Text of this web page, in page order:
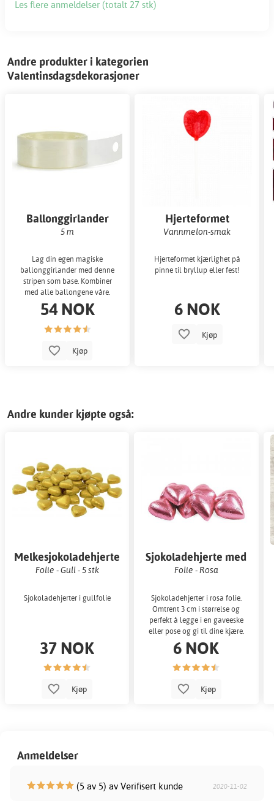
Les flere anmeldelser (totalt 27 stk)
Andre produkter i kategorien
Valentinsdagsdekorasjoner
Ballonggirlander
5 m
Lag din egen magiske
ballonggirlander med denne
stripen som base. Kombiner
med alle ballongene våre.
54 NOK
Kjøp
Hjerteformet
kjærlighet på pinne
Vannmelon-smak
Hjerteformet kjærlighet på
pinne til bryllup eller fest!
6 NOK
Kjøp
Andre kunder kjøpte også:
Melkesjokoladehjerte
Folie - Gull - 5 stk
Sjokoladehjerter i gullfolie
37 NOK
Kjøp
Sjokoladehjerte med
fyll
Folie - Rosa
Sjokoladehjerter i rosa folie.
Omtrent 3 cm i størrelse og
perfekt å legge i en gaveeske
eller pose og gi til dine kjære.
6 NOK
Kjøp
Anmeldelser
(5 av 5) av Verifisert kunde 2020-11-02